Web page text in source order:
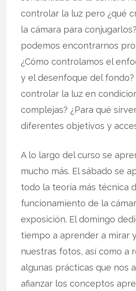
controlar la luz pero ¿qué
la cámara para
podemos encontrarnos
¿Cómo controlamos el
y el desenfoque del fondo?
controlar la luz en
complejas? ¿Para qué
diferentes objetivos y
A lo largo del curso se
mucho más. El sábado se
todo la teoría más técnica
funcionamiento de la
exposición. El domingo
tiempo a aprender a mirar
nuestras fotos, así como a
algunas prácticas que nos
afianzar los conceptos